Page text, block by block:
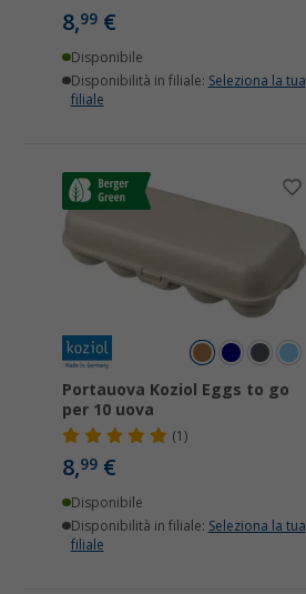
8,99 €
Disponibile
Disponibilità in filiale: Seleziona la tua
filiale
Portauova Koziol Eggs to go
per 10 uova
(1)
8,99 €
Disponibile
Disponibilità in filiale: Seleziona la tua
filiale